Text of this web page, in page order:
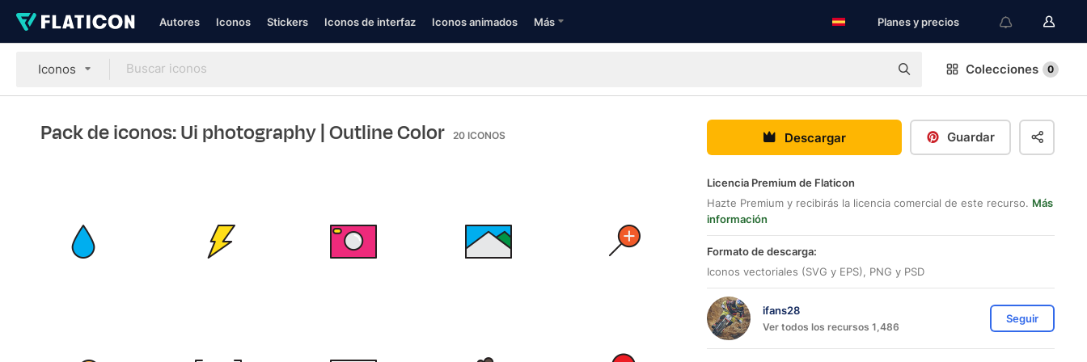
Autores Iconos Stickers Iconos de interfaz Iconos animados Más Planes y precios
Iconos Colecciones 0
Pack de iconos: Ui photography| Outline Color 20 ICONOS Descargar Guardar
Licencia Premium de Flaticon
Hazte Premium y recibirás la licencia comercial de este recurso. Más
información
Formato de descarga:
Iconos vectoriales (SVG y EPS), PNG y PSD
ifans28
Ver todos los recursos 1,486
Seguir